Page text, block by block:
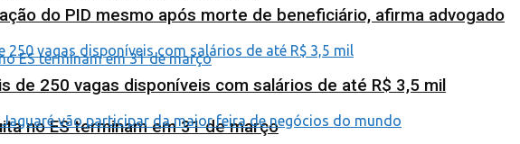
no ES terminam em 31 de março
do PID mesmo após morte de beneficiário, afirma advogado
de 250 vagas disponíveis com salários de até R$ 3,5 mil